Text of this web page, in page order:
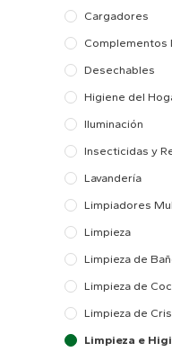
Cargadores
Complementos
Desechables
Higiene del
Iluminación
Insecticidas y
Lavandería
Limpiadores
Limpieza
Limpieza de
Limpieza de
Limpieza de
Limpieza e